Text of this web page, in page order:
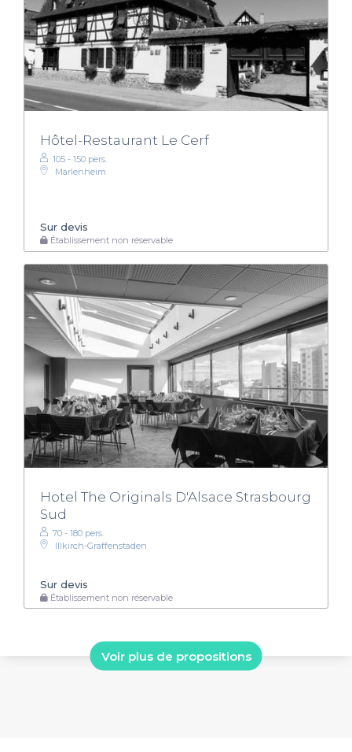
Hôtel-Restaurant Le Cerf
105 - 150 pers.
Marlenheim
Sur devis
Établissement non réservable
Hotel The Originals D'Alsace Strasbourg
Sud
70 - 180 pers.
Illkirch-Graffenstaden
Sur devis
Établissement non réservable
Voir plus de propositions